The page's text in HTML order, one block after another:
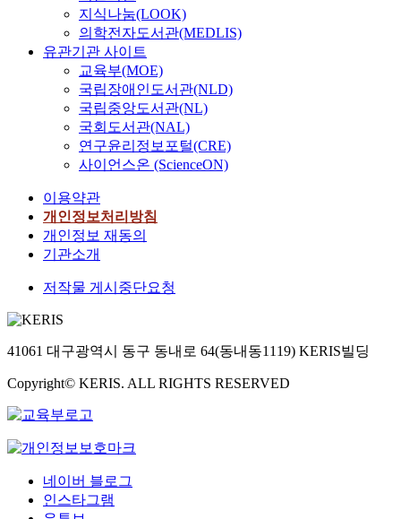
지식나눔(LOOK)
의학전자도서관(MEDLIS)
유관기관 사이트
교육부(MOE)
국립장애인도서관(NLD)
국립중앙도서관(NL)
국회도서관(NAL)
연구윤리정보포털(CRE)
사이언스온 (ScienceON)
이용약관
개인정보처리방침
개인정보 재동의
기관소개
저작물 게시중단요청
41061 대구광역시 동구 동내로 64(동내동1119) KERIS빌딩
Copyright© KERIS. ALL RIGHTS RESERVED
네이버 블로그
인스타그램